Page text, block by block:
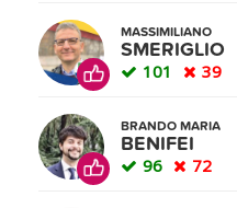
MASSIMILIANO
SMERIGLIO
101 39
BRANDO MARIA
BENIFEI
96 72